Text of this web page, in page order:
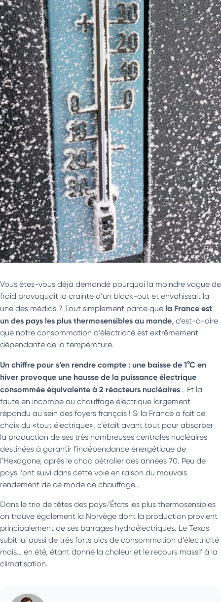
Vous êtes-vous déjà demandé pourquoi la moindre vague de
froid provoquait la crainte d’un black-out et envahissait la
une des médias ? Tout simplement parce que la France est
un des pays les plus thermosensibles au monde, c’est-à-dire
que notre consommation d’électricité est extrêmement
dépendante de la température.
Un chiffre pour s’en rendre compte : une baisse de 1°C en
hiver provoque une hausse de la puissance électrique
consommée équivalente à 2 réacteurs nucléaires… Et la
faute en incombe au chauffage électrique largement
répandu au sein des foyers français ! Si la France a fait ce
choix du «tout électrique», c’était avant tout pour absorber
la production de ses très nombreuses centrales nucléaires
destinées à garantir l’indépendance énergétique de
l’Hexagone, après le choc pétrolier des années 70. Peu de
pays l’ont suivi dans cette voie en raison du mauvais
rendement de ce mode de chauffage…
Dans le trio de têtes des pays/États les plus thermosensibles
on trouve également la Norvège dont la production provient
principalement de ses barrages hydroélectriques. Le Texas
subit lui aussi de très forts pics de consommation d’électricité
mais… en été, étant donné la chaleur et le recours massif à la
climatisation.